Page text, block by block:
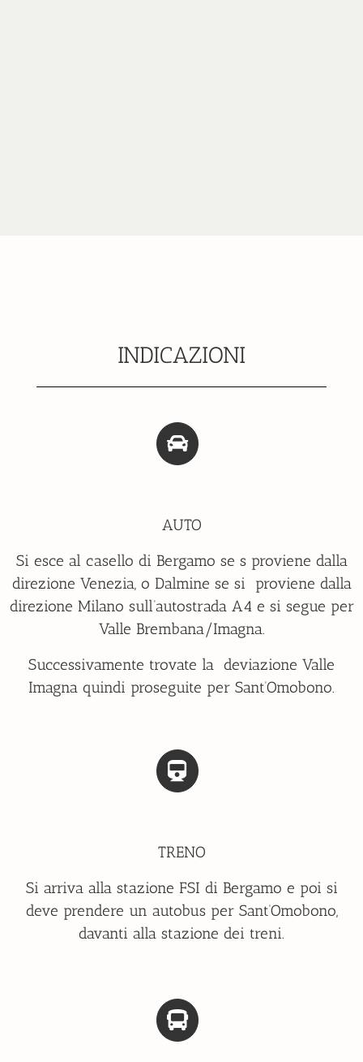
INDICAZIONI
AUTO
Si esce al casello di Bergamo se s proviene dalla
direzione Venezia, o Dalmine se si proviene dalla
direzione Milano sull’autostrada A4 e si segue per
Valle Brembana/Imagna.
Successivamente trovate la deviazione Valle
Imagna quindi proseguite per Sant’Omobono.
TRENO
Si arriva alla stazione FSI di Bergamo e poi si
deve prendere un autobus per Sant’Omobono,
davanti alla stazione dei treni.